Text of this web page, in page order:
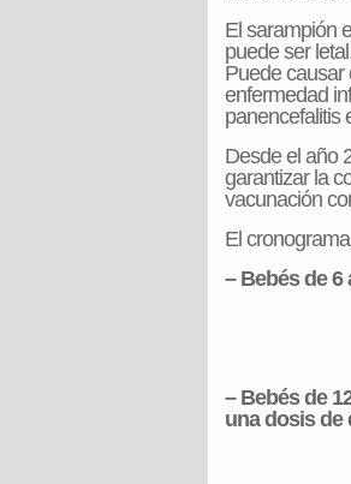
El sarampión
puede ser
Puede causar
enfermedad
panencefalitis
Desde el año
garantizar la
vacunación
El
– Bebés de 6
– Bebés de
una dosis de